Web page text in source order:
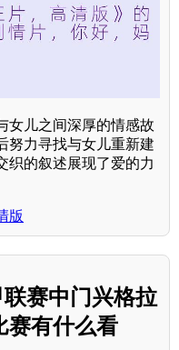
女儿之间深厚的情感故
努力寻找与女儿重新建
织的叙述展现了爱的力
版
赛中门兴格拉
赛有什么看